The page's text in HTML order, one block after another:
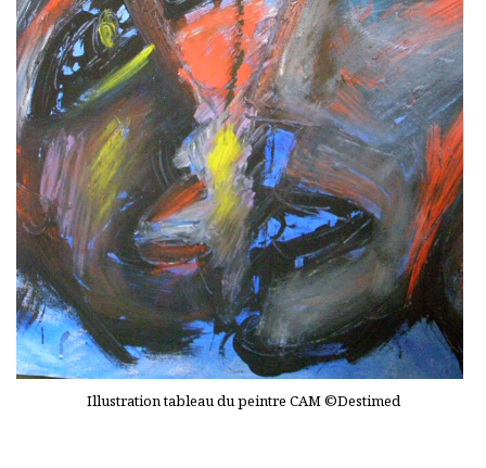
Illustration tableau du peintre CAM ©Destimed